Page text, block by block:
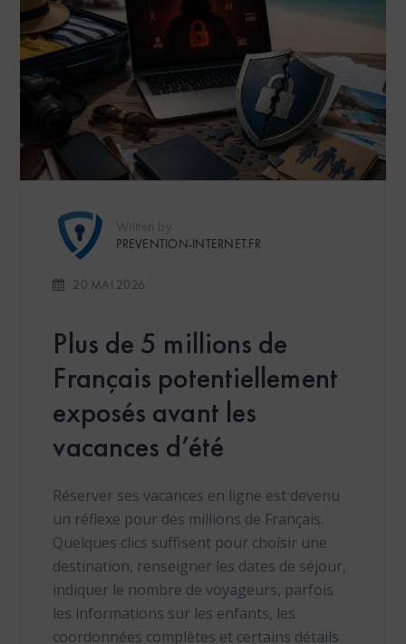
PREVENTION-INTERNET.FR
20 MAI 2026
Plus de 5 millions de
Français potentiellement
exposés avant les
vacances d’été
Réserver ses vacances en ligne est devenu
un réflexe pour des millions de Français.
Quelques clics suffisent pour choisir une
destination, renseigner les dates de séjour,
indiquer le nombre de voyageurs, parfois
les informations sur les enfants, les
coordonnées complètes et certains détails